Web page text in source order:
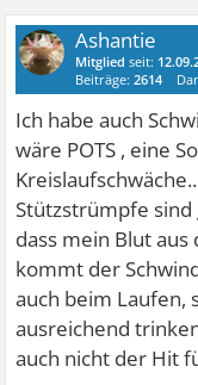
Ashantie
Mitglied seit:
Beiträge:2614
Ich habe auch
wäre POTS , eine
Stützstrümpfe sind
dass mein Blut
kommt der
auch beim Laufen,
ausreichend
auch nicht der Hit